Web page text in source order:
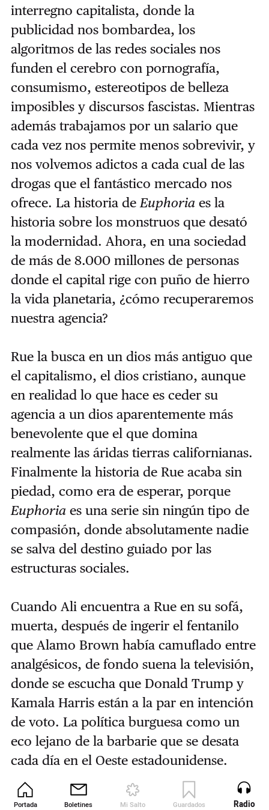
Portada Boletines Mi Salto Guardados Revista
interregno capitalista, donde la
publicidad nos bombardea, los
algoritmos de las redes sociales nos
funden el cerebro con pornografía,
consumismo, estereotipos de belleza
imposibles y discursos fascistas. Mientras
además trabajamos por un salario que
cada vez nos permite menos sobrevivir, y
nos volvemos adictos a cada cual de las
drogas que el fantástico mercado nos
ofrece. La historia deEuphoriaes la
historia sobre los monstruos que desató
la modernidad. Ahora, en una sociedad
de más de 8.000 millones de personas
donde el capital rige con puño de hierro
la vida planetaria, ¿cómo recuperaremos
nuestra agencia?
Rue la busca en un dios más antiguo que
el capitalismo, el dios cristiano, aunque
en realidad lo que hace es ceder su
agencia a un dios aparentemente más
benevolente que el que domina
realmente las áridas tierras californianas.
Finalmente la historia de Rue acaba sin
piedad, como era de esperar, porque
Euphoriaes una serie sin ningún tipo de
compasión, donde absolutamente nadie
se salva del destino guiado por las
estructuras sociales.
Cuando Ali encuentra a Rue en su sofá,
muerta, después de ingerir el fentanilo
que Alamo Brown había camuflado entre
analgésicos, de fondo suena la televisión,
donde se escucha que Donald Trump y
Kamala Harris están a la par en intención
de voto. La política burguesa como un
eco lejano de la barbarie que se desata
cada día en el Oeste estadounidense.
Unas escenas después, Ali se encuentra
en el grupo de adictos que dirige,
Radio